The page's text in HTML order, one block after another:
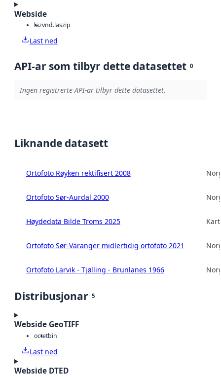
Webside
lazvnd.laszip
Last ned
API-ar som tilbyr dette datasettet 0
Ingen registrerte API-ar tilbyr dette datasettet.
Liknande datasett
Ortofoto Røyken rektifisert 2008
Ortofoto Sør-Aurdal 2000
Høydedata Bilde Troms 2025
Ortofoto Sør-Varanger midlertidig ortofoto 2021
Ortofoto Larvik - Tjølling - Brunlanes 1966
Distribusjonar 5
Webside GeoTIFF
octetbin
Last ned
Webside DTED